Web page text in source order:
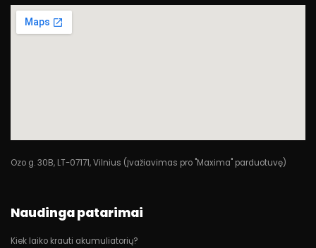
Ozo g. 30B, LT-07171, Vilnius (Įvažiavimas pro "Maxima" parduotuvę)
Naudinga patarimai
Kiek laiko krauti akumuliatorių?